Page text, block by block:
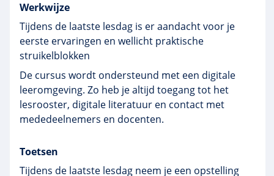
Werkwijze
Tijdens de laatste lesdag is er aandacht voor je
eerste ervaringen en wellicht praktische
struikelblokken
De cursus wordt ondersteund met een digitale
leeromgeving. Zo heb je altijd toegang tot het
lesrooster, digitale literatuur en contact met
mededeelnemers en docenten.
Toetsen
Tijdens de laatste lesdag neem je een opstelling